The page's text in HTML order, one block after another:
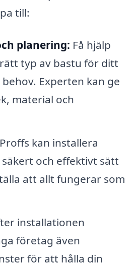
till:
planering: Få hjälp
typ av bastu för ditt
Experten kan ge
material och
Proffs kan installera
och effektivt sätt
att allt fungerar som
installationen
företag även
för att hålla din